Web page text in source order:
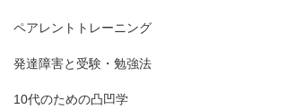
ペアレントトレーニング
発達障害と受験・勉強法
10代のための凸凹学